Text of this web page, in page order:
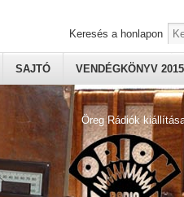
Öreg Rádiók
SAJTÓ VENDÉGKÖNYV
Keresés a honlapon